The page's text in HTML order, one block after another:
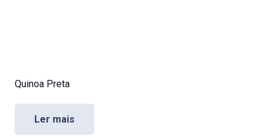
Quinoa Preta
Ler mais